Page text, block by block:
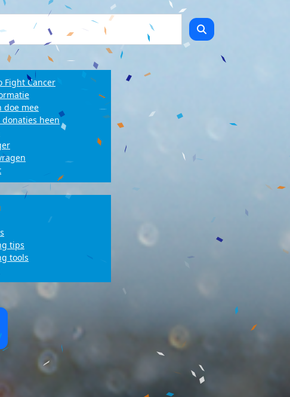
Fight Cancer
doe mee
heen
tips
tools